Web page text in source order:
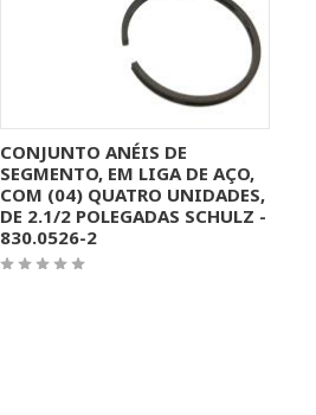
MAIS INFORMAÇÕES
CONJUNTO ANÉIS DE
SEGMENTO, EM LIGA DE AÇO,
COM (04) QUATRO UNIDADES,
DE 2.1/2 POLEGADAS SCHULZ -
830.0526-2